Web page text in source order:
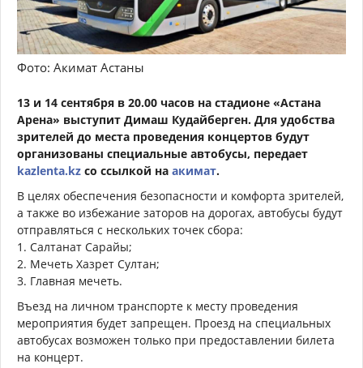
Фото: Акимат Астаны
13 и 14 сентября в 20.00 часов на стадионе «Астана
Арена» выступит Димаш Кудайберген. Для удобства
зрителей до места проведения концертов будут
организованы специальные автобусы, передает
kazlenta.kz со ссылкой на акимат.
В целях обеспечения безопасности и комфорта зрителей,
а также во избежание заторов на дорогах, автобусы будут
отправляться с нескольких точек сбора:
1. Салтанат Сарайы;
2. Мечеть Хазрет Султан;
3. Главная мечеть.
Въезд на личном транспорте к месту проведения
мероприятия будет запрещен. Проезд на специальных
автобусах возможен только при предоставлении билета
на концерт.